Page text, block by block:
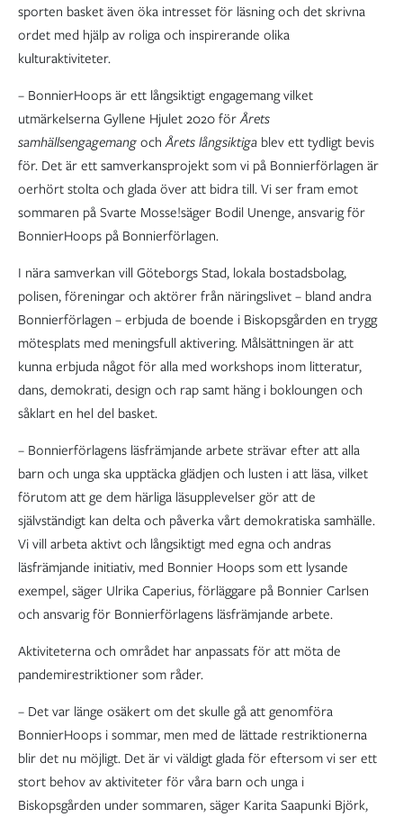
sporten basket även öka intresset för läsning och det skrivna
ordet med hjälp av roliga och inspirerande olika
kulturaktiviteter.
– BonnierHoops är ett långsiktigt engagemang vilket
utmärkelserna Gyllene Hjulet 2020 förÅrets
samhällsengagemangochÅrets långsiktiga blev ett tydligt bevis
för. Det är ett samverkansprojekt som vi på Bonnierförlagen är
oerhört stolta och glada över att bidra till. Vi ser fram emot
sommaren på Svarte Mosse!säger Bodil Unenge, ansvarig för
BonnierHoops på Bonnierförlagen.
I nära samverkan vill Göteborgs Stad, lokala bostadsbolag,
polisen, föreningar och aktörer från näringslivet – bland andra
Bonnierförlagen – erbjuda de boende i Biskopsgården en trygg
mötesplats med meningsfull aktivering. Målsättningen är att
kunna erbjuda något för alla med workshops inom litteratur,
dans, demokrati, design och rap samt häng i bokloungen och
såklart en hel del basket.
– Bonnierförlagens läsfrämjande arbete strävar efter att alla
barn och unga ska upptäcka glädjen och lusten i att läsa, vilket
förutom att ge dem härliga läsupplevelser gör att de
självständigt kan delta och påverka vårt demokratiska samhälle.
Vi vill arbeta aktivt och långsiktigt med egna och andras
läsfrämjande initiativ, med Bonnier Hoops som ett lysande
exempel, säger Ulrika Caperius, förläggare på Bonnier Carlsen
och ansvarig för Bonnierförlagens läsfrämjande arbete.
Aktiviteterna och området har anpassats för att möta de
pandemirestriktioner som råder.
– Det var länge osäkert om det skulle gå att genomföra
BonnierHoops i sommar, men med de lättade restriktionerna
blir det nu möjligt. Det är vi väldigt glada för eftersom vi ser ett
stort behov av aktiviteter för våra barn och unga i
Biskopsgården under sommaren, säger Karita Saapunki Björk,